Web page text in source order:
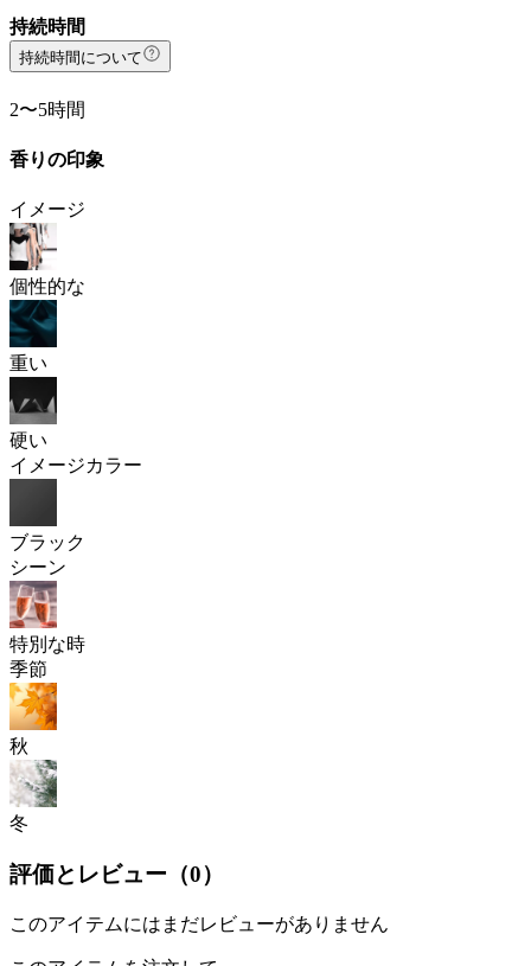
持続時間
持続時間について
2〜5時間
香りの印象
イメージ
個性的な
重い
硬い
イメージカラー
ブラック
シーン
特別な時
季節
秋
冬
評価とレビュー（0）
このアイテムにはまだレビューがありません